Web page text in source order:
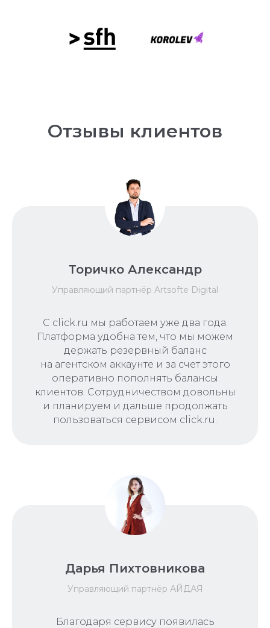
Отзывы клиентов
Торичко Александр
Управляющий партнёр Artsofte Digital
С click.ru мы работаем уже два года.
Платформа удобна тем, что мы можем
держать резервный баланс
на агентском аккаунте и за счет этого
оперативно пополнять балансы
клиентов. Сотрудничеством довольны
и планируем и дальше продолжать
пользоваться сервисом click.ru.
Дарья Пихтовникова
Управляющий партнёр АЙДАЯ
Благодаря сервису появилась